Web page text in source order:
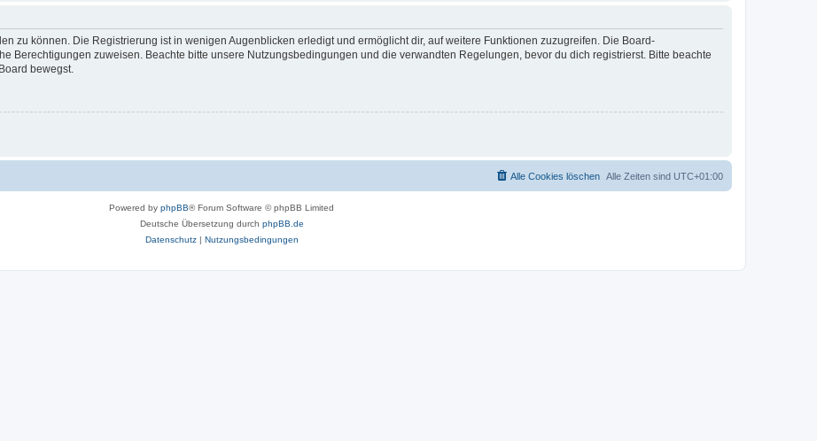
zu können. Die Registrierung ist in wenigen Augenblicken erledigt und ermöglicht dir, auf weitere Funktionen zuzugreifen. Die Board-
Berechtigungen zuweisen. Beachte bitte unsere Nutzungsbedingungen und die verwandten Regelungen, bevor du dich registrierst. Bitte beachte
bewegst.
Alle Zeiten sind UTC+01:00
Alle Cookies löschen
Powered by phpBB® Forum Software © phpBB Limited
Deutsche Übersetzung durch phpBB.de
Datenschutz| Nutzungsbedingungen